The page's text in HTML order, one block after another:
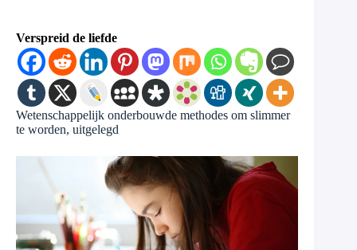
Verspreid de liefde
Wetenschappelijk onderbouwde methodes om slimmer
te worden, uitgelegd